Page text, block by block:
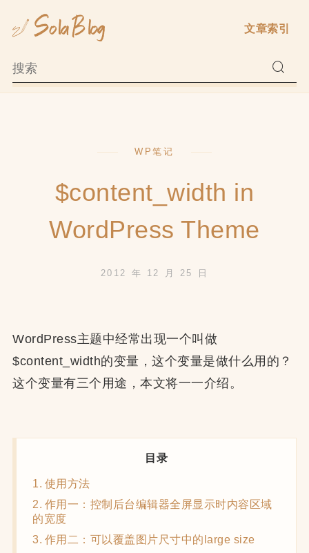
文章索引
WP笔记
$content_width in
WordPress Theme
2012 年 12 月 25 日
WordPress主题中经常出现一个叫做
$content_width的变量，这个变量是做什么用的？
这个变量有三个用途，本文将一一介绍。
目录
使用方法
作用一：控制后台编辑器全屏显示时内容区域
的宽度
作用二：可以覆盖图片尺寸中的large size